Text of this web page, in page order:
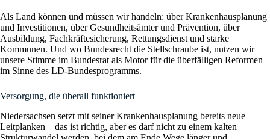
Als Land können und müssen wir handeln: über Krankenhausplanung
und Investitionen, über Gesundheitsämter und Prävention, über
Ausbildung, Fachkräftesicherung, Rettungsdienst und starke
Kommunen. Und wo Bundesrecht die Stellschraube ist, nutzen wir
unsere Stimme im Bundesrat als Motor für die überfälligen Reformen –
im Sinne des LD-Bundesprogramms.
Versorgung, die überall funktioniert
Niedersachsen setzt mit seiner Krankenhausplanung bereits neue
Leitplanken – das ist richtig, aber es darf nicht zu einem kalten